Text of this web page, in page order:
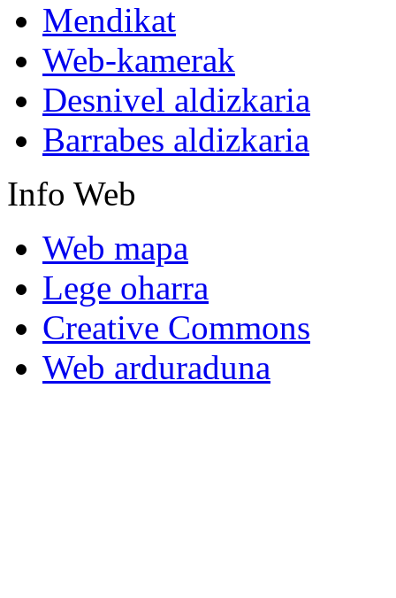
Mendikat
Web-kamerak
Desnivel aldizkaria
Barrabes aldizkaria
Info Web
Web mapa
Lege oharra
Creative Commons
Web arduraduna